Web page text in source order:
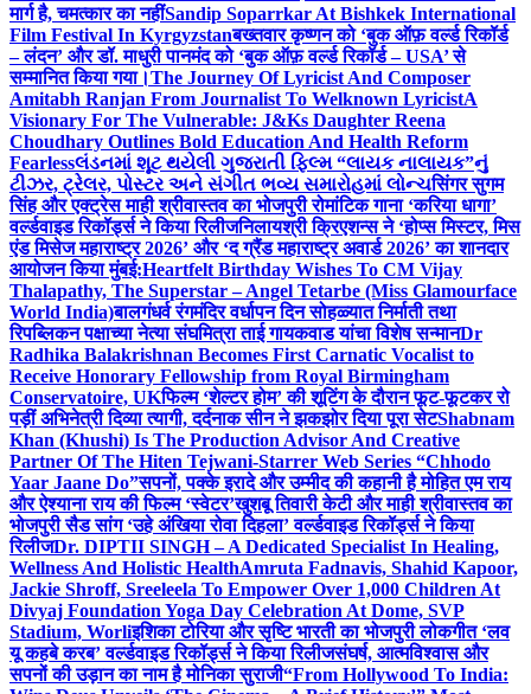
मार्ग है, चमत्कार का नहींSandip Soparrkar At Bishkek International
Film Festival In Kyrgyzstanबख्तवार कृष्णन को ‘बुक ऑफ़ वर्ल्ड रिकॉर्ड
– लंदन’ और डॉ. माधुरी पानमंद को ‘बुक ऑफ़ वर्ल्ड रिकॉर्ड – USA’ से
सम्मानित किया गया।The Journey Of Lyricist And Composer
Amitabh Ranjan From Journalist To Welknown LyricistA
Visionary For The Vulnerable: J&Ks Daughter Reena
Choudhary Outlines Bold Education And Health Reform
Fearlessલંડનમાં શૂટ થયેલી ગુજરાતી ફિલ્મ “લાયક નાલાયક”નું
ટીઝર, ટ્રેલર, પોસ્ટર અને સંગીત ભવ્ય સમારોહમાં લોન્ચसिंगर सुगम
सिंह और एक्ट्रेस माही श्रीवास्तव का भोजपुरी रोमांटिक गाना ‘करिया धागा’
वर्ल्डवाइड रिकॉर्ड्स ने किया रिलीजनिलायश्री क्रिएशन्स ने ‘होप्स मिस्टर, मिस
एंड मिसेज महाराष्ट्र 2026’ और ‘द ग्रैंड महाराष्ट्र अवार्ड 2026’ का शानदार
आयोजन किया मुंबई:Heartfelt Birthday Wishes To CM Vijay
Thalapathy, The Superstar – Angel Tetarbe (Miss Glamourface
World India)बालगंधर्व रंगमंदिर वर्धापन दिन सोहळ्यात निर्माती तथा
रिपब्लिकन पक्षाच्या नेत्या संघमित्रा ताई गायकवाड यांचा विशेष सन्मानDr
Radhika Balakrishnan Becomes First Carnatic Vocalist to
Receive Honorary Fellowship from Royal Birmingham
Conservatoire, UKफिल्म ‘शेल्टर होम’ की शूटिंग के दौरान फूट-फूटकर रो
पड़ीं अभिनेत्री दिव्या त्यागी, दर्दनाक सीन ने झकझोर दिया पूरा सेटShabnam
Khan (Khushi) Is The Production Advisor And Creative
Partner Of The Hiten Tejwani-Starrer Web Series “Chhodo
Yaar Jaane Do”सपनों, पक्के इरादे और उम्मीद की कहानी है मोहित एम राय
और ऐश्याना राय की फिल्म ‘स्वेटर’खुशबू तिवारी केटी और माही श्रीवास्तव का
भोजपुरी सैड सांग ‘उहे अंखिया रोवा दिहला’ वर्ल्डवाइड रिकॉर्ड्स ने किया
रिलीजDr. DIPTII SINGH – A Dedicated Specialist In Healing,
Wellness And Holistic HealthAmruta Fadnavis, Shahid Kapoor,
Jackie Shroff, Sreeleela To Empower Over 1,000 Children At
Divyaj Foundation Yoga Day Celebration At Dome, SVP
Stadium, Worliइशिका टोरिया और सृष्टि भारती का भोजपुरी लोकगीत ‘लव
यू कहबे करब’ वर्ल्डवाइड रिकॉर्ड्स ने किया रिलीजसंघर्ष, आत्मविश्वास और
सपनों की उड़ान का नाम है मोनिका सुराजी“From Hollywood To India: